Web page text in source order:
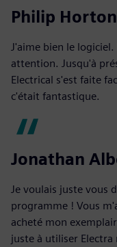
Philip Horton
J'aime bien le
attention. Jusqu'à
Electrical s'est faite
c'était fantastique.
Jonathan
Je voulais juste vous
programme ! Vous
acheté mon
juste à utiliser Electra